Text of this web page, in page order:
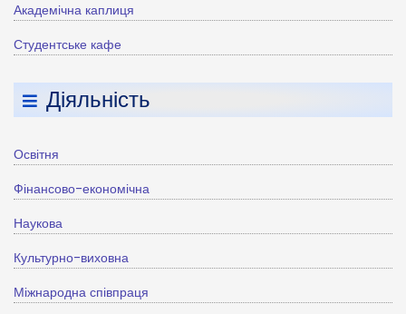
Академічна каплиця
Студентське кафе
Діяльність
Освітня
Фінансово-економічна
Наукова
Культурно-виховна
Міжнародна співпраця